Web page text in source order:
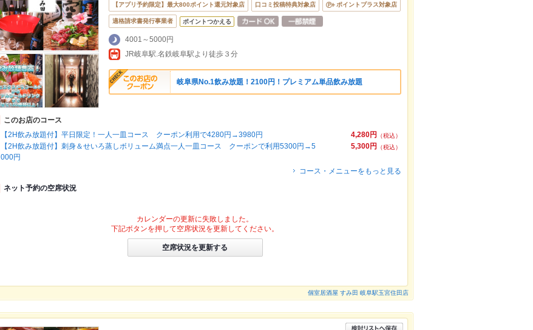
【アプリ予約限定】最大800ポイント還元対象店 口コミ投稿特典対象店 ポイントプラス対象店
適格請求書発行事業者 ポイントつかえる
4001～5000円
JR岐阜駅.名鉄岐阜駅より徒歩３分
岐阜県No.1飲み放題！2100円！プレミアム単品飲み放題
このお店のコース
4,280円
（税込）
【2H飲み放題付】平日限定！一人一皿コース クーポン利用で4280円→3980円
5,300円
（税込）
【2H飲み放題付】刺身＆せいろ蒸しボリューム満点一人一皿コース クーポンで利用5300円→5
000円
コース・メニューをもっと見る
ネット予約の空席状況
カレンダーの更新に失敗しました。
下記ボタンを押して空席状況を更新してください。
空席状況を更新する
個室居酒屋 すみ田 岐阜駅玉宮住田店